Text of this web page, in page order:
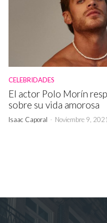
CELEBRIDADES
El actor Polo Morín
sobre su vida amorosa
Isaac Caporal - Noviembre 9,